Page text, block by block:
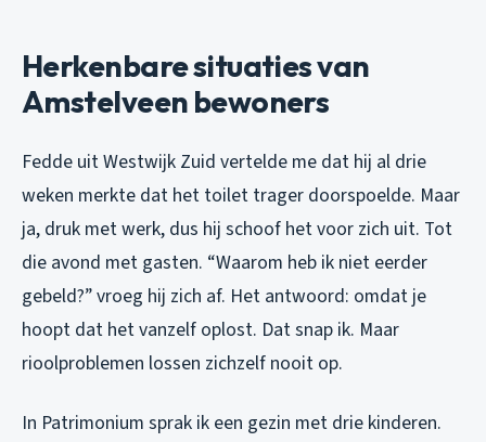
Herkenbare situaties van
Amstelveen bewoners
Fedde uit Westwijk Zuid vertelde me dat hij al drie
weken merkte dat het toilet trager doorspoelde. Maar
ja, druk met werk, dus hij schoof het voor zich uit. Tot
die avond met gasten. “Waarom heb ik niet eerder
gebeld?” vroeg hij zich af. Het antwoord: omdat je
hoopt dat het vanzelf oplost. Dat snap ik. Maar
rioolproblemen lossen zichzelf nooit op.
In Patrimonium sprak ik een gezin met drie kinderen.